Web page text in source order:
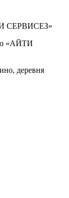
СЕРВИСЕЗ»
«АЙТИ
деревня